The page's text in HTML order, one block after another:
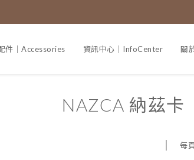
件｜Accessories 資訊中心｜InfoCenter 關
NAZCA 納茲卡
每